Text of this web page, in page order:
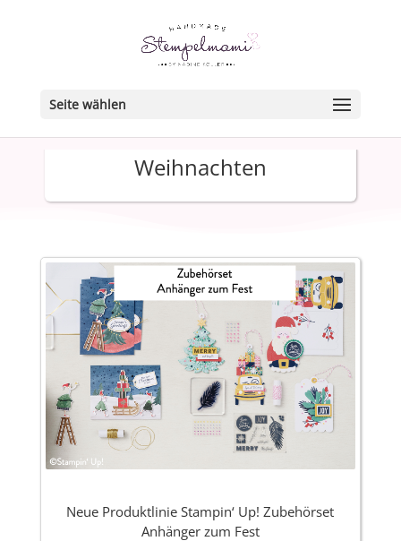
Seite wählen
Weihnachten
Neue Produktlinie Stampin‘ Up! Zubehörset
Anhänger zum Fest